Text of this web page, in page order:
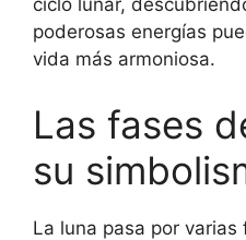
ciclo lunar,
poderosas energías
vida más armoniosa.
Las fases
su
La luna pasa por